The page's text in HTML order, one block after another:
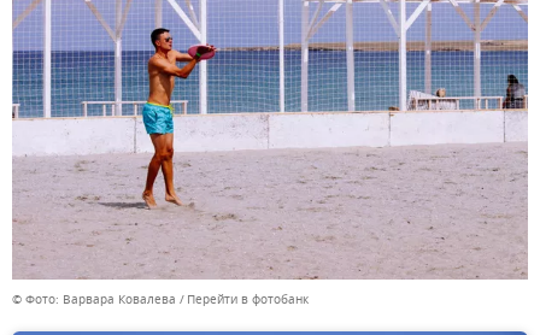
© Фото: Варвара Ковалева Перейти в фотобанк